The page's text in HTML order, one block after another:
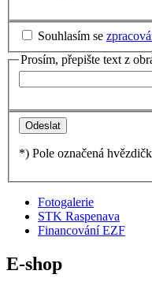
Souhlasím se
Prosím, přepište text z
*) Pole označená
Fotogalerie
STK Raspenava
Financování EZF
E-shop